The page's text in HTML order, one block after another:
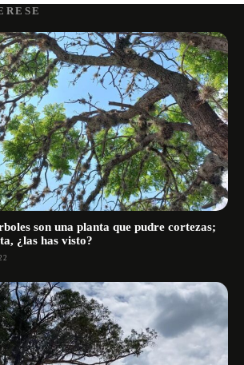
son una planta que pudre cortezas;
¿las has visto?